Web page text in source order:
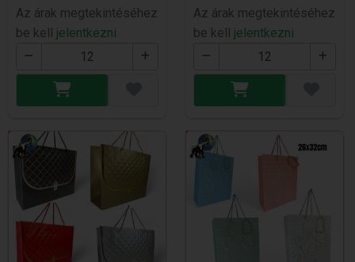
Az árak megtekintéséhez
be kell jelentkezni
Az árak megtekintéséhez
be kell jelentkezni